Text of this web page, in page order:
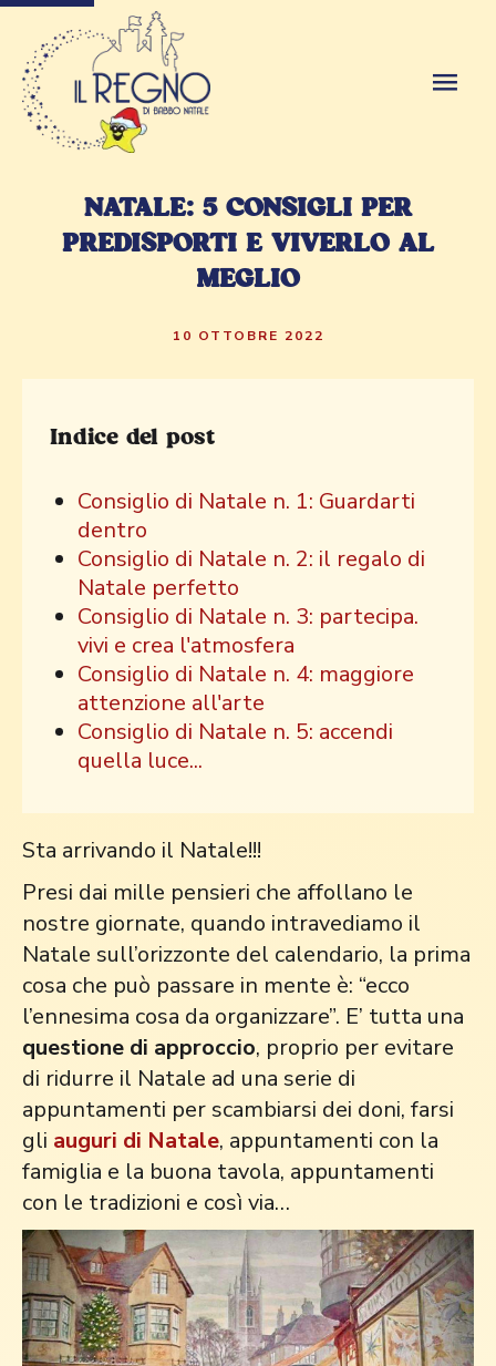
NATALE: 5 CONSIGLI PER
PREDISPORTI E VIVERLO AL
MEGLIO
10 OTTOBRE 2022
Indice del post
Consiglio di Natale n. 1: Guardarti
dentro
Consiglio di Natale n. 2: il regalo di
Natale perfetto
Consiglio di Natale n. 3: partecipa.
vivi e crea l'atmosfera
Consiglio di Natale n. 4: maggiore
attenzione all'arte
Consiglio di Natale n. 5: accendi
quella luce...
Sta arrivando il Natale!!!
Presi dai mille pensieri che affollano le
nostre giornate, quando intravediamo il
Natale sull’orizzonte del calendario, la prima
cosa che può passare in mente è: “ecco
l’ennesima cosa da organizzare”. E’ tutta una
questione di approccio, proprio per evitare
di ridurre il Natale ad una serie di
appuntamenti per scambiarsi dei doni, farsi
gli auguri di Natale, appuntamenti con la
famiglia e la buona tavola, appuntamenti
con le tradizioni e così via…